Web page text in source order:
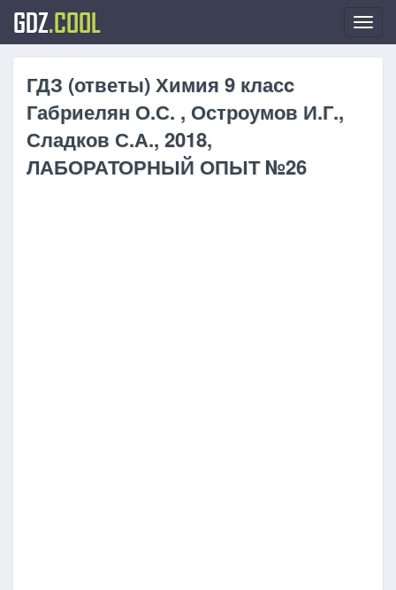
GDZ.COOL
ГДЗ (ответы) Химия 9 класc
Габриелян О.С. , Остроумов И.Г.,
Сладков С.А., 2018,
ЛАБОРАТОРНЫЙ ОПЫТ №26